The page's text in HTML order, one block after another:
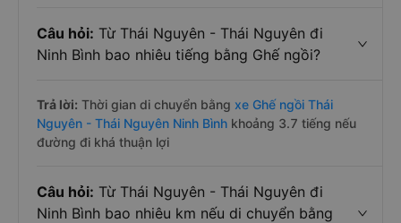
Câu hỏi: Từ Thái Nguyên - Thái Nguyên đi
Ninh Bình bao nhiêu tiếng bằng Ghế ngồi?
Trả lời: Thời gian di chuyển bằng xe Ghế ngồi Thái
Nguyên - Thái Nguyên Ninh Bình khoảng 3.7 tiếng nếu
đường đi khá thuận lợi
Câu hỏi: Từ Thái Nguyên - Thái Nguyên đi
Ninh Bình bao nhiêu km nếu di chuyển bằng